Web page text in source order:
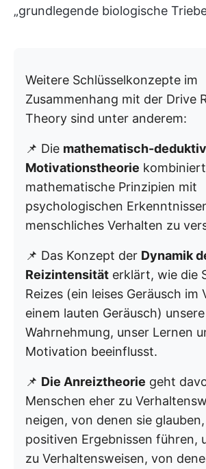
„grundlegende biologische
Weitere Schlüsselkonzepte im
Zusammenhang mit der Drive
Theory sind unter anderem:
📌 Die mathematisch-
Motivationstheorie kombiniert
mathematische Prinzipien mit
psychologischen
menschliches Verhalten zu
📌 Das Konzept der Dynamik
Reizintensität erklärt, wie die
Reizes (ein leises Geräusch im
einem lauten Geräusch) unsere
Wahrnehmung, unser Lernen
Motivation beeinflusst.
📌 Die Anreiztheorie geht
Menschen eher zu
neigen, von denen sie
positiven Ergebnissen führen,
zu Verhaltensweisen, von